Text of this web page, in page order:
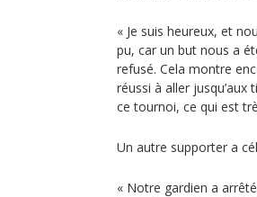
« Je suis heureux, et
pu, car un but nous a
refusé. Cela montre
réussi à aller
ce tournoi, ce qui est
Un autre supporter a
« Notre gardien a